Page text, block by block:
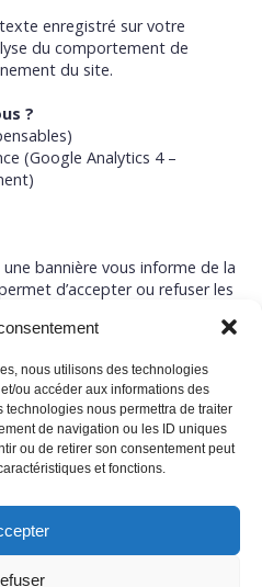
nous utilisons des technologies
ou accéder aux informations des
nous permettra de traiter
de navigation ou les ID uniques
ou de retirer son consentement peut
et fonctions.
enregistré sur votre
du comportement de
du site.
?
(Google Analytics 4 –
bannière vous informe de la
d’accepter ou refuser les
à tout moment via le
visitez :www.cnil.fr